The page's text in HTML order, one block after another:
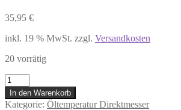
35,95 €
inkl. 19 % MwSt. zzgl. Versandkosten
20 vorrätig
709.10.28
Motorrad
Öltemperatur
In den Warenkorb
Kategorie: Öltemperatur Direktmesser